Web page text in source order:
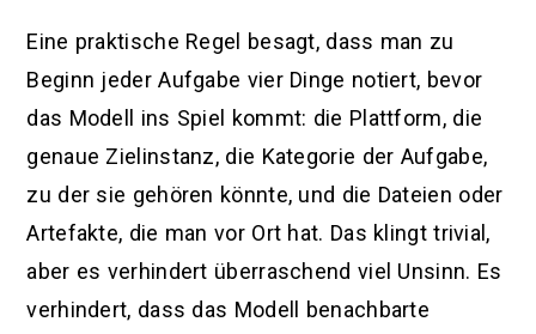
Eine praktische Regel besagt, dass man zu
Beginn jeder Aufgabe vier Dinge notiert, bevor
das Modell ins Spiel kommt: die Plattform, die
genaue Zielinstanz, die Kategorie der Aufgabe,
zu der sie gehören könnte, und die Dateien oder
Artefakte, die man vor Ort hat. Das klingt trivial,
aber es verhindert überraschend viel Unsinn. Es
verhindert, dass das Modell benachbarte